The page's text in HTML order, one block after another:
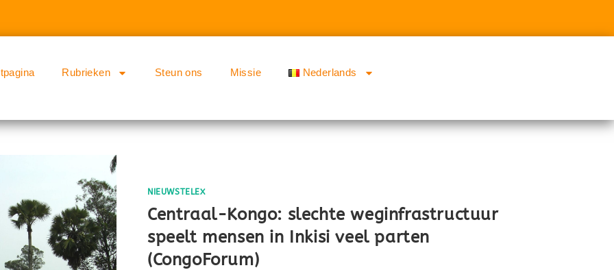
Rubrieken Steun ons Missie Nederlands
NIEUWSTELEX
Centraal-Kongo: slechte weginfrastructuur
speelt mensen in Inkisi veel parten
(CongoForum)